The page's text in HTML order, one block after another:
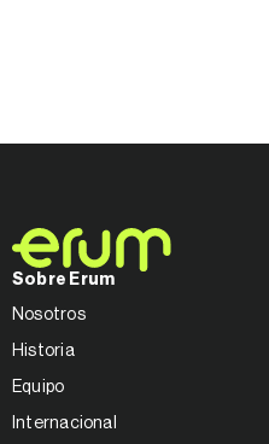
Sobre Erum
Nosotros
Historia
Equipo
Internacional